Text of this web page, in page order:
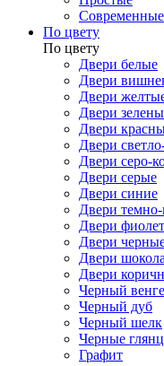
Современные
По цвету
По цвету
Двери белые
Двери
Двери
Двери
Двери
Двери
Двери серо-
Двери серые
Двери синие
Двери
Двери
Двери
Двери
Двери
Черный венге
Черный дуб
Черный шелк
Черные
Графит